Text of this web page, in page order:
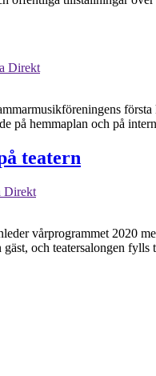
Direkt
på hemmaplan och på
teatern
Direkt
vårprogrammet 2020
gäst, och teatersalongen